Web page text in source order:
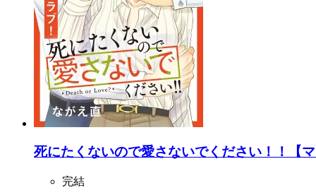
死にたくないので愛さないでください！！【
完結